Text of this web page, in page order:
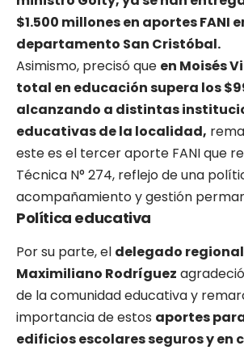
$1.500 millones en aportes FANI
departamento San Cristóbal.
Asimismo, precisó que en Moisés
total en educación supera los
alcanzando a distintas
educativas de la localidad,
este es el tercer aporte FANI que
Técnica N° 274, reflejo de una
acompañamiento y gestión
Política educativa
Por su parte, el delegado
Maximiliano Rodríguez
de la comunidad educativa y
importancia de estos aportes
edificios escolares seguros y en